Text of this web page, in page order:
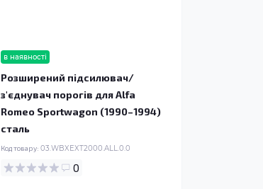
в наявності
Розширений підсилювач/
з'єднувач порогів для Alfa
Romeo Sportwagon (1990–1994)
сталь
Код товару: 03.WBXEXT2000.ALL.0.0
0